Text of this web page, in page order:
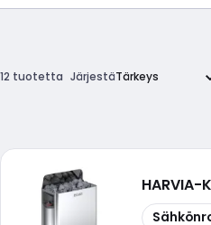
12 tuotetta Järjestä
HARVIA-
Kopioi